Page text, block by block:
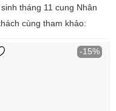
tháng 11 cung Nhân
cùng tham khảo:
-15%